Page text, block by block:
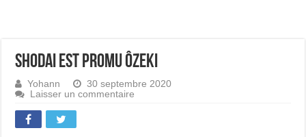
Shodai est promu ôzeki
Yohann
30 septembre 2020
Laisser un commentaire